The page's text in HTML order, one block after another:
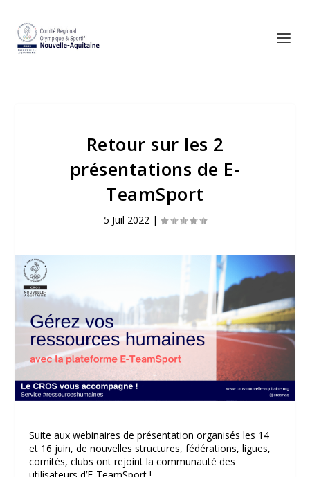
Retour sur les 2
présentations de E-
TeamSport
5 Juil 2022 |
Suite aux webinaires de présentation organisés les 14
et 16 juin, de nouvelles structures, fédérations, ligues,
comités, clubs ont rejoint la communauté des